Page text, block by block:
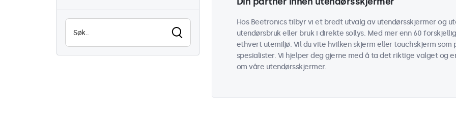
Hos Beetronics tilbyr vi et bredt utvalg av utendørsskjermer og
utendørsbruk eller bruk i direkte sollys. Med mer enn 60
ethvert utemiljø. Vil du vite hvilken skjerm eller touchskjerm
spesialister. Vi hjelper deg gjerne med å ta det riktige valget og
om våre utendørsskjermer.